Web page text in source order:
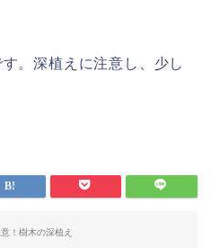
。深植えに注意し、少し
意！樹木の深植え